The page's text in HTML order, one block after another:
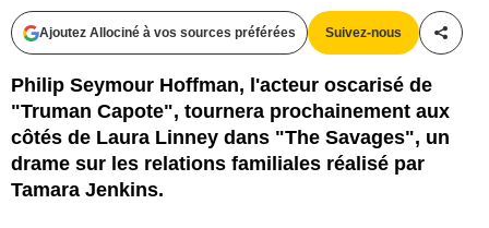
Ajoutez Allociné à vos sources préférées Suivez-nous
Philip Seymour Hoffman, l'acteur oscarisé de
"Truman Capote", tournera prochainement aux
côtés de Laura Linney dans "The Savages", un
drame sur les relations familiales réalisé par
Tamara Jenkins.